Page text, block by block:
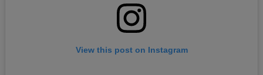
View this post on Instagram